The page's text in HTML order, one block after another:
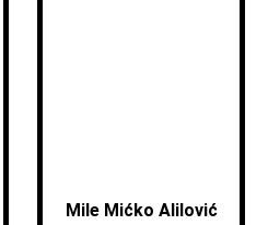
Mile Mićko Alilović